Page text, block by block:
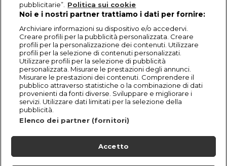
pubblicitarie”. Politica sui cookie
Noi e i nostri partner trattiamo i dati per fornire:
Archiviare informazioni su dispositivo e/o accedervi.
Creare profili per la pubblicità personalizzata. Creare
profili per la personalizzazione dei contenuti. Utilizzare
profili per la selezione di contenuti personalizzati.
Utilizzare profili per la selezione di pubblicità
personalizzata. Misurare le prestazioni degli annunci.
Misurare le prestazioni dei contenuti. Comprendere il
pubblico attraverso statistiche o la combinazione di dati
provenienti da fonti diverse. Sviluppare e migliorare i
servizi. Utilizzare dati limitati per la selezione della
pubblicità.
Elenco dei partner (fornitori)
Accetto